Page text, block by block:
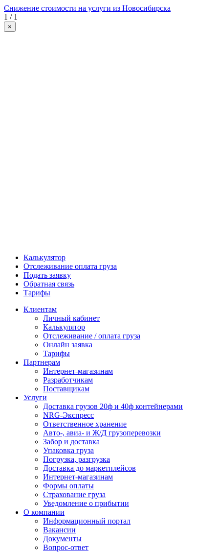
Снижение стоимости на услуги из Новосибирска
1 / 1
×
Калькулятор
Отслеживание оплата груза
Подать заявку
Обратная связь
Тарифы
Клиентам
Личный кабинет
Калькулятор
Отслеживание / оплата груза
Онлайн заявка
Тарифы
Партнерам
Интернет-магазинам
Разработчикам
Поставщикам
Услуги
Доставка грузов 20ф и 40ф контейнерами
NRG-Экспресс
Ответственное хранение
Авто-, авиа- и Ж/Д грузоперевозки
Забор и доставка
Упаковка груза
Погрузка, разгрузка
Доставка до маркетплейсов
Интернет-магазинам
Формы оплаты
Страхование груза
Уведомление о прибытии
О компании
Информационный портал
Вакансии
Документы
Вопрос-ответ